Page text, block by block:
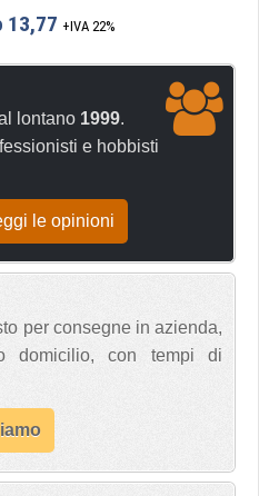
13,77 +IVA 22%
lontano 1999.
e hobbisti
le opinioni
per consegne in azienda,
domicilio, con tempi di